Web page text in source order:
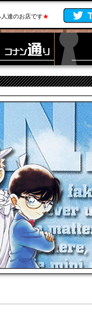
達のお店です★